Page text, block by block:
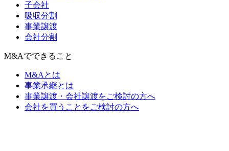
子会社
吸収分割
事業譲渡
会社分割
M&Aでできること
M&Aとは
事業承継とは
事業譲渡・会社譲渡をご検討の方へ
会社を買うことをご検討の方へ